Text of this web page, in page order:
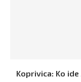
Koprivica: Ko